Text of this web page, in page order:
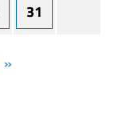
31
»